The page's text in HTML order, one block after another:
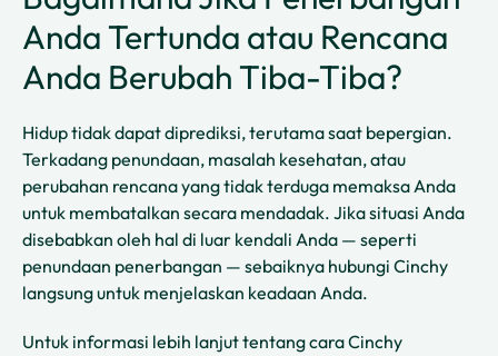
Anda Tertunda atau Rencana
Anda Berubah Tiba-Tiba?
Hidup tidak dapat diprediksi, terutama saat bepergian.
Terkadang penundaan, masalah kesehatan, atau
perubahan rencana yang tidak terduga memaksa Anda
untuk membatalkan secara mendadak. Jika situasi Anda
disebabkan oleh hal di luar kendali Anda — seperti
penundaan penerbangan — sebaiknya hubungi Cinchy
langsung untuk menjelaskan keadaan Anda.
Untuk informasi lebih lanjut tentang cara Cinchy